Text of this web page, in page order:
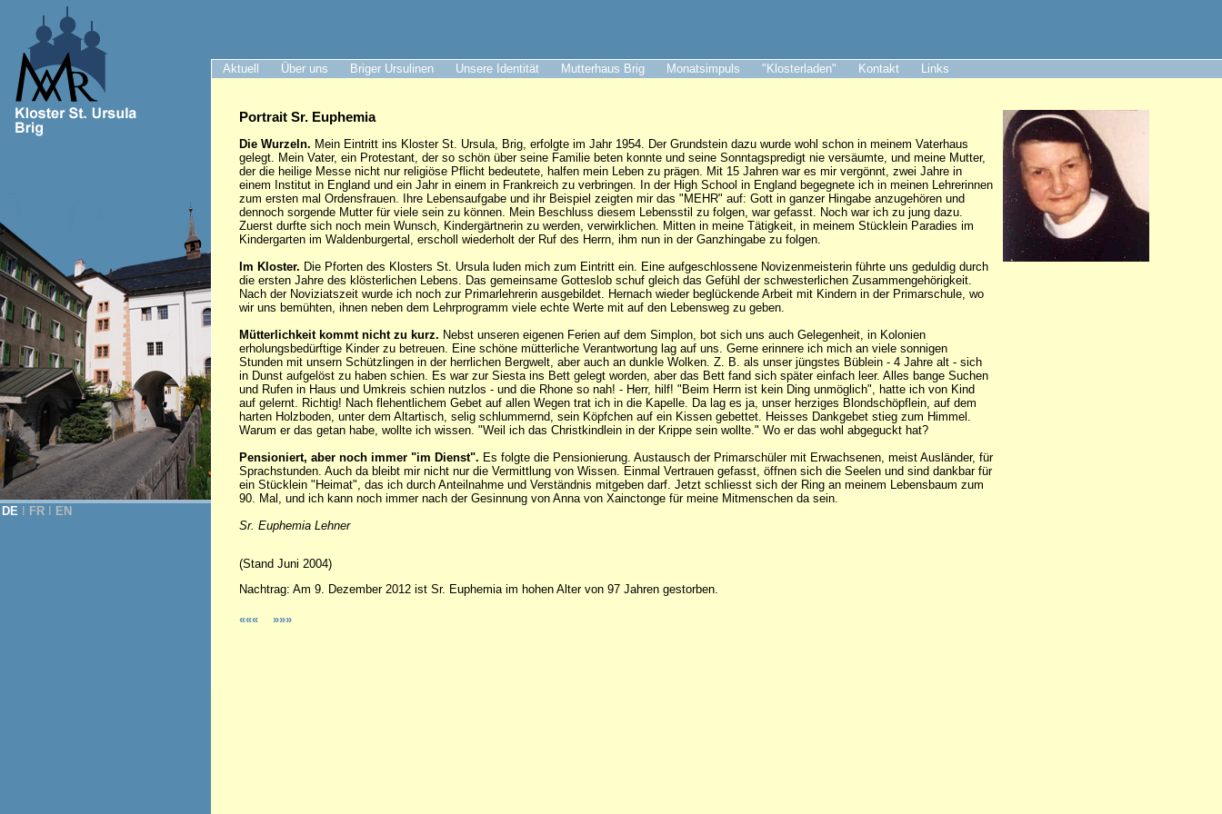
Aktuell Über uns Briger Ursulinen Unsere Identität Mutterhaus Brig Monatsimpuls "Klosterladen" Kontakt Links
DE FR EN
Portrait Sr. Euphemia
Die Wurzeln. Mein Eintritt ins Kloster St. Ursula, Brig, erfolgte im Jahr 1954. Der Grundstein dazu wurde wohl schon in meinem Vaterhaus
gelegt. Mein Vater, ein Protestant, der so schön über seine Familie beten konnte und seine Sonntagspredigt nie versäumte, und meine Mutter,
der die heilige Messe nicht nur religiöse Pflicht bedeutete, halfen mein Leben zu prägen. Mit 15 Jahren war es mir vergönnt, zwei Jahre in
einem Institut in England und ein Jahr in einem in Frankreich zu verbringen. In der High School in England begegnete ich in meinen Lehrerinnen
zum ersten mal Ordensfrauen. Ihre Lebensaufgabe und ihr Beispiel zeigten mir das "MEHR" auf: Gott in ganzer Hingabe anzugehören und
dennoch sorgende Mutter für viele sein zu können. Mein Beschluss diesem Lebensstil zu folgen, war gefasst. Noch war ich zu jung dazu.
Zuerst durfte sich noch mein Wunsch, Kindergärtnerin zu werden, verwirklichen. Mitten in meine Tätigkeit, in meinem Stücklein Paradies im
Kindergarten im Waldenburgertal, erscholl wiederholt der Ruf des Herrn, ihm nun in der Ganzhingabe zu folgen.
Im Kloster. Die Pforten des Klosters St. Ursula luden mich zum Eintritt ein. Eine aufgeschlossene Novizenmeisterin führte uns geduldig durch
die ersten Jahre des klösterlichen Lebens. Das gemeinsame Gotteslob schuf gleich das Gefühl der schwesterlichen Zusammengehörigkeit.
Nach der Noviziatszeit wurde ich noch zur Primarlehrerin ausgebildet. Hernach wieder beglückende Arbeit mit Kindern in der Primarschule, wo
wir uns bemühten, ihnen neben dem Lehrprogramm viele echte Werte mit auf den Lebensweg zu geben.
Mütterlichkeit kommt nicht zu kurz. Nebst unseren eigenen Ferien auf dem Simplon, bot sich uns auch Gelegenheit, in Kolonien
erholungsbedürftige Kinder zu betreuen. Eine schöne mütterliche Verantwortung lag auf uns. Gerne erinnere ich mich an viele sonnigen
Stunden mit unsern Schützlingen in der herrlichen Bergwelt, aber auch an dunkle Wolken. Z. B. als unser jüngstes Büblein - 4 Jahre alt - sich
in Dunst aufgelöst zu haben schien. Es war zur Siesta ins Bett gelegt worden, aber das Bett fand sich später einfach leer. Alles bange Suchen
und Rufen in Haus und Umkreis schien nutzlos - und die Rhone so nah! - Herr, hilf! "Beim Herrn ist kein Ding unmöglich", hatte ich von Kind
auf gelernt. Richtig! Nach flehentlichem Gebet auf allen Wegen trat ich in die Kapelle. Da lag es ja, unser herziges Blondschöpflein, auf dem
harten Holzboden, unter dem Altartisch, selig schlummernd, sein Köpfchen auf ein Kissen gebettet. Heisses Dankgebet stieg zum Himmel.
Warum er das getan habe, wollte ich wissen. "Weil ich das Christkindlein in der Krippe sein wollte." Wo er das wohl abgeguckt hat?
Pensioniert, aber noch immer "im Dienst". Es folgte die Pensionierung. Austausch der Primarschüler mit Erwachsenen, meist Ausländer, für
Sprachstunden. Auch da bleibt mir nicht nur die Vermittlung von Wissen. Einmal Vertrauen gefasst, öffnen sich die Seelen und sind dankbar für
ein Stücklein "Heimat", das ich durch Anteilnahme und Verständnis mitgeben darf. Jetzt schliesst sich der Ring an meinem Lebensbaum zum
90. Mal, und ich kann noch immer nach der Gesinnung von Anna von Xainctonge für meine Mitmenschen da sein.
Sr. Euphemia Lehner
(Stand Juni 2004)
Nachtrag: Am 9. Dezember 2012 ist Sr. Euphemia im hohen Alter von 97 Jahren gestorben.
««« »»»